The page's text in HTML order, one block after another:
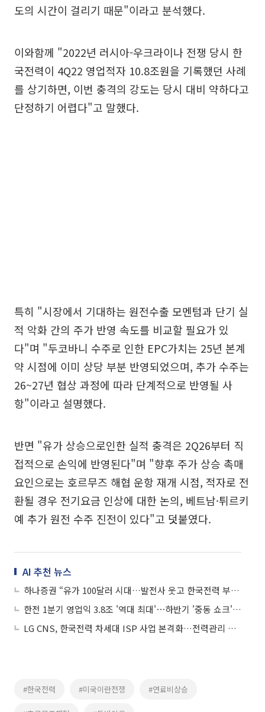
도의 시간이 걸리기 때문"이라고 분석했다.
이와함께 "2022년 러시아-우크라이나 전쟁 당시 한
국전력이 4Q22 영업적자 10.8조원을 기록했던 사례
를 상기하면, 이번 충격의 강도는 당시 대비 약하다고
단정하기 어렵다"고 말했다.
특히 "시장에서 기대하는 원전수출 모멘텀과 단기 실
적 악화 간의 주가 반영 속도를 비교할 필요가 있
다"며 "두코바니 수주로 인한 EPC가치는 25년 본계
약 시점에 이미 상당 부분 반영되었으며, 추가 수주는
26~27년 협상 과정에 따라 단계적으로 반영될 사
항"이라고 설명했다.
반면 "유가 상승으로인한 실적 충격은 2Q26부터 직
접적으로 손익에 반영된다"며 "향후 주가 상승 촉매
요인으로는 호르무즈 해협 운항 재개 시점, 적자로 전
환될 경우 전기요금 인상에 대한 논의, 베트남·튀르키
예 추가 원전 수주 진전이 있다"고 덧붙였다.
AI 추천 뉴스
하나증권 “유가 100달러 시대…발전사 웃고 한국전력 부담 커진다”
한전 1분기 영업익 3.8조 '역대 최대'⋯하반기 '중동 쇼크' 먹구름
LG CNS, 한국전력 차세대 ISP 사업 본격화…전력관리 시스템 AI로 재설계
#한국전력 #미국이란전쟁 #연료비상승